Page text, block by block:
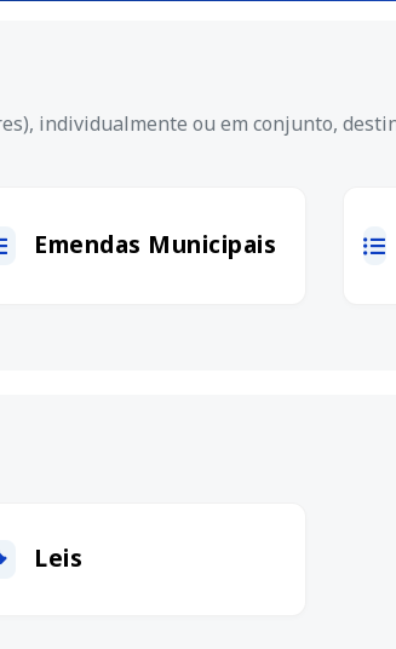
individualmente ou em conjunto,
Emendas Municipais
Leis